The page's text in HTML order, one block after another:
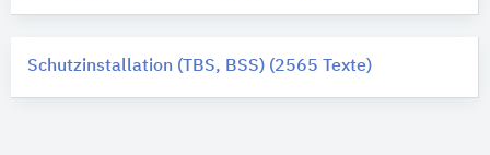
Schutzinstallation (TBS, BSS) (2565 Texte)